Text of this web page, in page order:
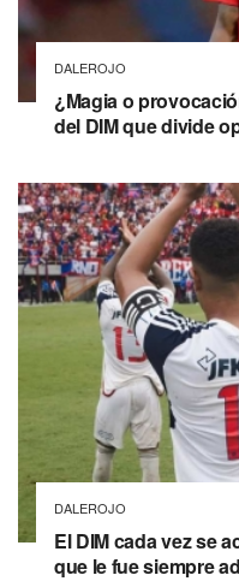
DALEROJO
¿Magia o
del DIM que divide
DALEROJO
El DIM cada vez se
que le fue siempre